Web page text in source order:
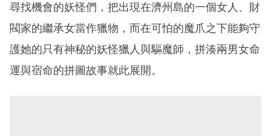
尋找機會的妖怪們，把出現在濟州島的一個女人、財
閥家的繼承女當作獵物，而在可怕的魔爪之下能夠守
護她的只有神秘的妖怪獵人與驅魔師，拼湊兩男女命
運與宿命的拼圖故事就此展開。